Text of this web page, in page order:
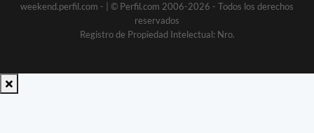
weekend.perfil.com -
| © Perfil.com 2006-2026 - Todos los derechos
reservados
Registro de Propiedad Intelectual: Nro.